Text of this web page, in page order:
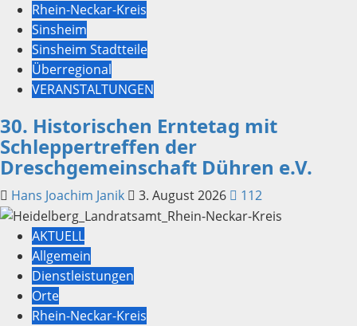
Rhein-Neckar-Kreis
Sinsheim
Sinsheim Stadtteile
Überregional
VERANSTALTUNGEN
30. Historischen Erntetag mit
Schleppertreffen der
Dreschgemeinschaft Dühren e.V.
Hans Joachim Janik 3. August 2026 112
AKTUELL
Allgemein
Dienstleistungen
Orte
Rhein-Neckar-Kreis